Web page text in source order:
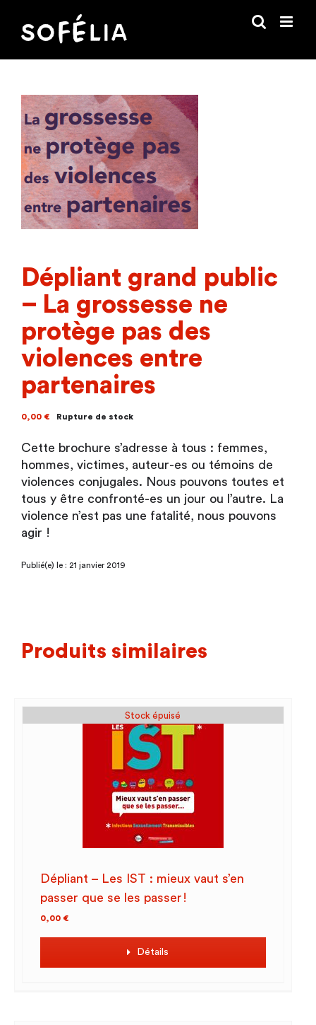
contenu
Dépliant grand public
– La grossesse ne
protège pas des
violences entre
partenaires
0,00 € Rupture de stock
Cette brochure s’adresse à tous : femmes,
hommes, victimes, auteur-es ou témoins de
violences conjugales. Nous pouvons toutes et
tous y être confronté-es un jour ou l’autre. La
violence n’est pas une fatalité, nous pouvons
agir !
Publié(e) le : 21 janvier 2019
Produits similaires
Stock épuisé
Dépliant – Les IST : mieux vaut s’en
passer que se les passer!
0,00 €
Détails